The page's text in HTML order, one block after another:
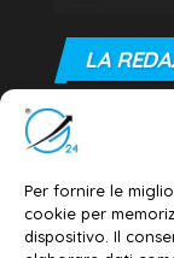
Per fornire le
cookie per
dispositivo. Il
LA
Editore e
Dott. Daniele
Email:
Contatti –